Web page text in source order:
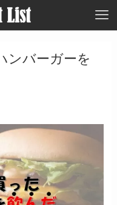
ンバーガーを